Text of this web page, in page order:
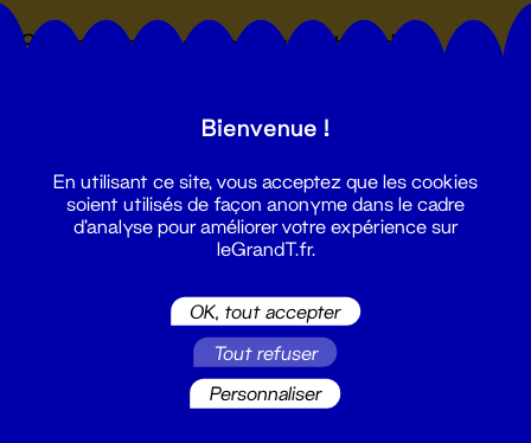
Suivez toutes les actualités du
Bienvenue !
En utilisant ce site, vous acceptez que les cookies
soient utilisés de façon anonyme dans le cadre
d'analyse pour améliorer votre expérience sur
leGrandT.fr.
OK, tout accepter
Tout refuser
Personnaliser